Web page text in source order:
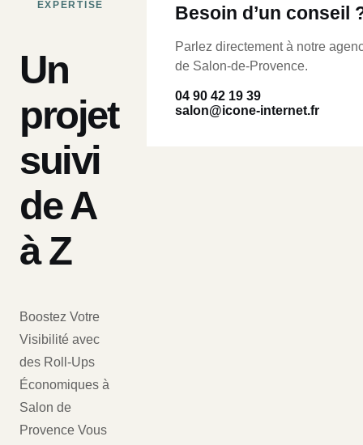
EXPERTISE
Un
projet
suivi
de A
à Z
Boostez Votre
Visibilité avec
des Roll-Ups
Économiques à
Salon de
Provence Vous
Besoin d’un conseil
Parlez directement à notre
de Salon-de-Provence.
04 90 42 19 39
salon@icone-internet.fr